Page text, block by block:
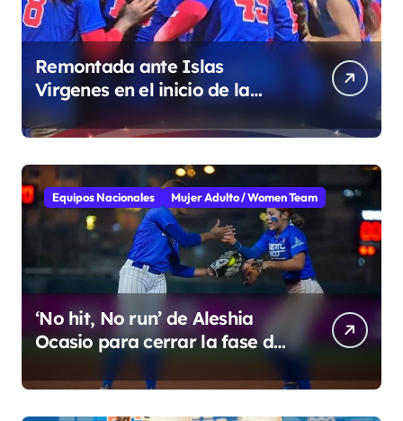
Remontada ante Islas
Virgenes en el inicio de la
Super Ronda
Equipos Nacionales Mujer Adulto / Women Team
‘No hit, No run’ de Aleshia
Ocasio para cerrar la fase de